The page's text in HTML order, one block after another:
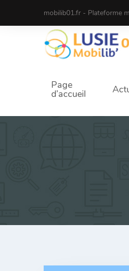
mobilib01.fr - Plateforme
Page
d’accueil